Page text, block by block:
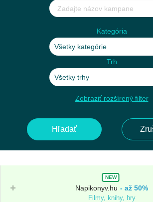
Kategória
Všetky kategórie
Trh
Všetky trhy
Zobraziť rozšírený filter
Hľadať
NEW
Napikonyv.hu až 50%
Filmy, knihy, hry